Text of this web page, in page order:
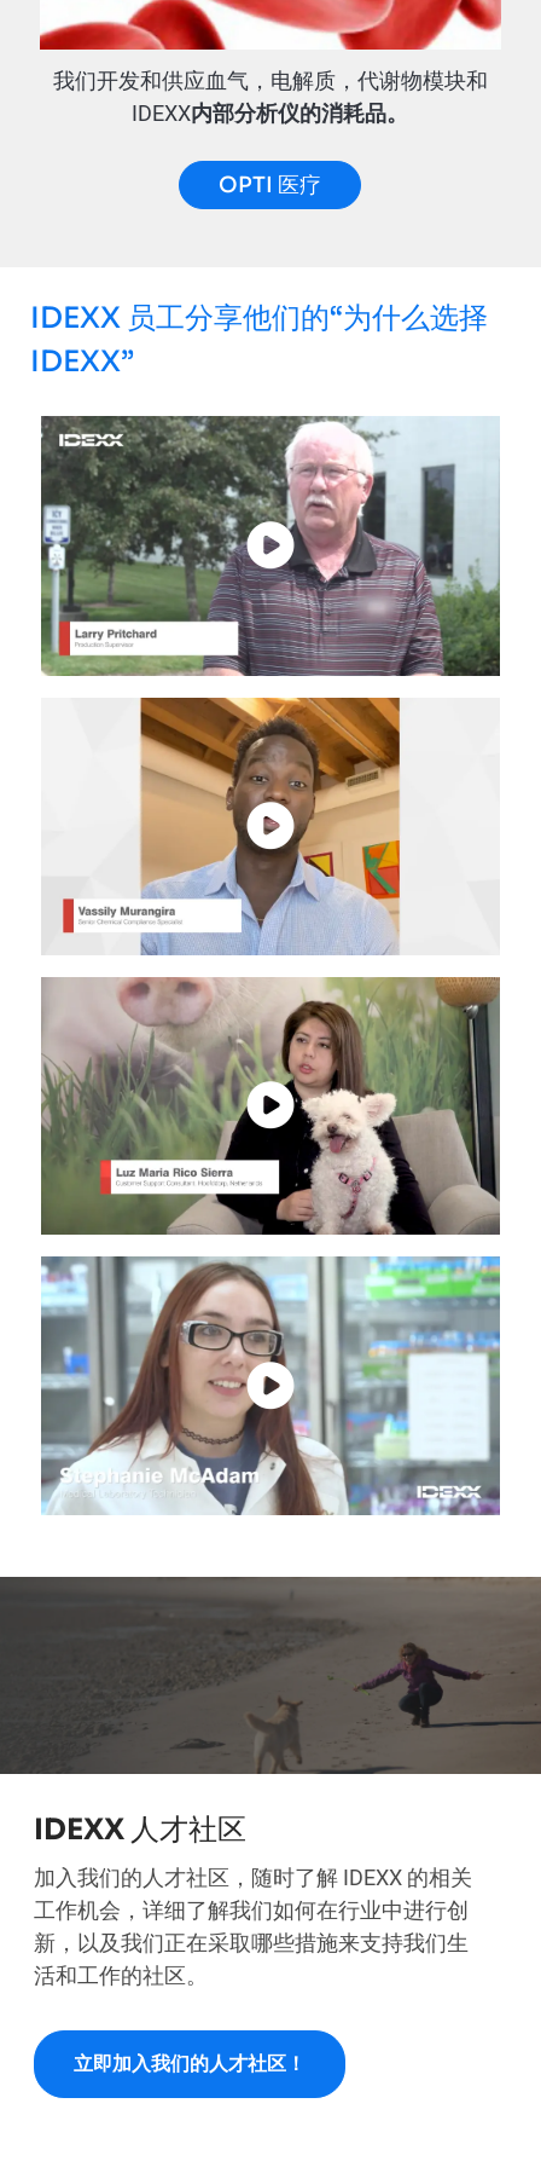
我们开发和供应血气，电解质，代谢物模块和
IDEXX内部分析仪的消耗品。
OPTI 医疗
IDEXX 员工分享他们的“为什么选择
IDEXX”
IDEXX 人才社区
加入我们的人才社区，随时了解 IDEXX 的相关
工作机会，详细了解我们如何在行业中进行创
新，以及我们正在采取哪些措施来支持我们生
活和工作的社区。
立即加入我们的人才社区！